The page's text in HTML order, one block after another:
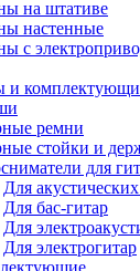
на штативе
настенные
с
и
ремни
стойки и
для
Для
Для бас-гитар
Для
Для электрогитар